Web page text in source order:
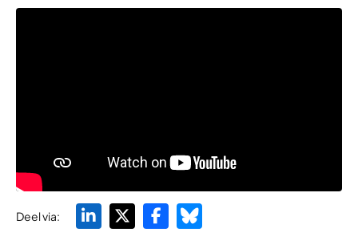
Deel via: